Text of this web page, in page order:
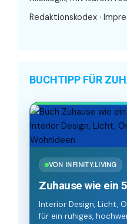
Redaktionskodex ·
BUCHTIPP FÜR
VON INFINITY.LIVING
Zuhause wie ein
Interior Design, Licht,
für ein ruhiges,